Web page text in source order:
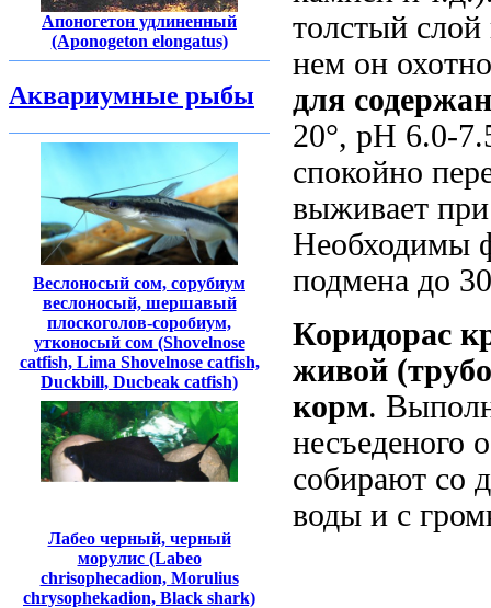
Апоногетон удлиненный
(Aponogeton elongatus)
Аквариумные рыбы
Веслоносый сом, сорубиум
веслоносый, шершавый
плоскоголов-соробиум,
утконосый сом (Shovelnose
catfish, Lima Shovelnose catfish,
Duckbill, Ducbeak catfish)
Лабео черный, черный
морулис (Labeo
chrisophecadion, Morulius
chrysophekadion, Black shark)
толстый слой
нем он
для
20°, рН 6.0-
спокойно
выживает
Необходимы
подмена до
Коридорас
живой
корм.
собирают со
воды и с